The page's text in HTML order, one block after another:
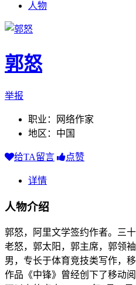
人物
郭怒
举报
职业：网络作家
地区：中国
给TA留言 点赞
详情
人物介绍
郭怒，阿里文学签约作者。三
老怒，郭太阳，郭主席，郭领
男，专长于体育竞技类写作，
作品《中锋》曾经创下了移动